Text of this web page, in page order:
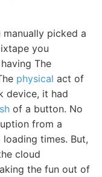
manually picked a
you
The
physical act of
device, it had
of a button. No
from a
times. But,
cloud
the fun out of